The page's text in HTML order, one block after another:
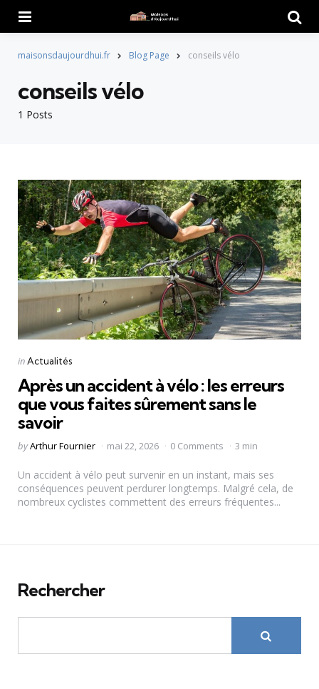
maisonsdaujourdhui.fr Blog Page conseils vélo
1 Posts
conseils vélo
Categories
Posted
inActualités
Après un accident à vélo : les erreurs
que vous faites sûrement sans le
savoir
Posted
byArthur Fournier mai 22, 2026 0 Comments 3 min
Un accident à vélo peut survenir en un instant, mais ses
conséquences peuvent perdurer longtemps. Malgré cela, de
nombreux cyclistes commettent des erreurs fréquentes...
Rechercher